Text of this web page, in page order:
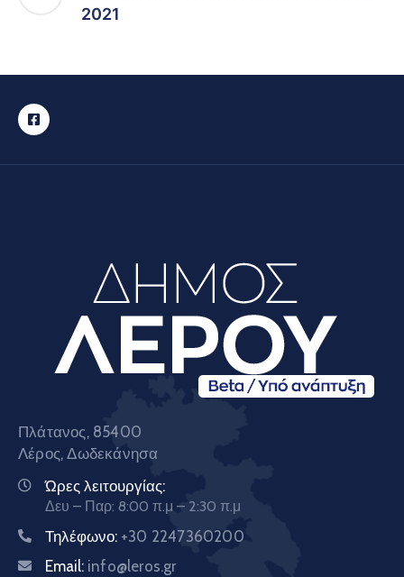
2021
Πλάτανος, 85400
Λέρος, Δωδεκάνησα
Ώρες λειτουργίας:
Δευ – Παρ: 8:00 π.μ – 2:30 π.μ
Τηλέφωνο: +30 2247360200
Email: info@leros.gr